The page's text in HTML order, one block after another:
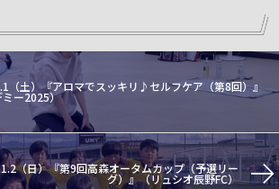
（土）『アロマでスッキリ♪セルフケア（第8回）』
ミー2025）
（日）『第9回高森オータムカップ（予選リー
グ）』（リュシオ辰野FC）